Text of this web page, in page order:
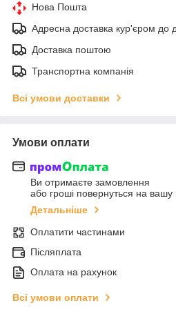
Нова Пошта
Адресна доставка кур'єром
Доставка поштою
Транспортна компанія
Всі умови доставки
Умови оплати
Ви отримаєте замовлення
або гроші повернуться на вашу
Детальніше
Оплатити частинами
Післяплата
Оплата на рахунок
Всі умови оплати